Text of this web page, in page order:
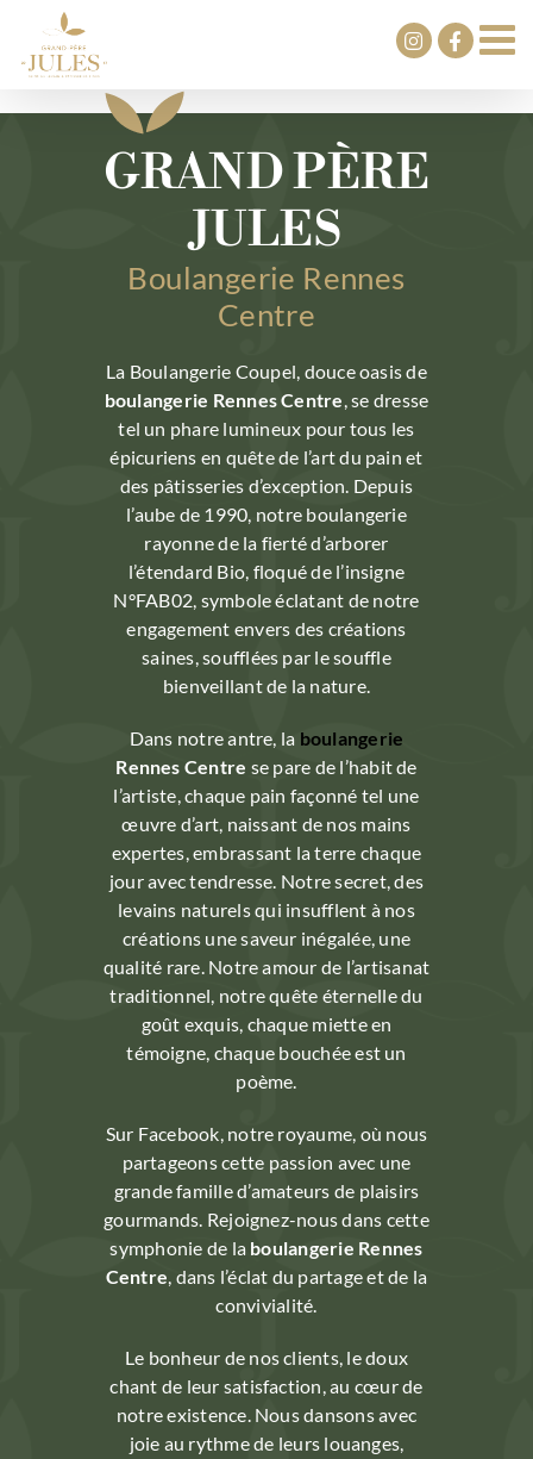
contenu
GRAND PÈRE
JULES
Boulangerie Rennes
Centre
La Boulangerie Coupel, douce oasis de
boulangerie Rennes Centre, se dresse
tel un phare lumineux pour tous les
épicuriens en quête de l’art du pain et
des pâtisseries d’exception. Depuis
l’aube de 1990, notre boulangerie
rayonne de la fierté d’arborer
l’étendard Bio, floqué de l’insigne
N°FAB02, symbole éclatant de notre
engagement envers des créations
saines, soufflées par le souffle
bienveillant de la nature.
Dans notre antre, la boulangerie
Rennes Centre se pare de l’habit de
l’artiste, chaque pain façonné tel une
œuvre d’art, naissant de nos mains
expertes, embrassant la terre chaque
jour avec tendresse. Notre secret, des
levains naturels qui insufflent à nos
créations une saveur inégalée, une
qualité rare. Notre amour de l’artisanat
traditionnel, notre quête éternelle du
goût exquis, chaque miette en
témoigne, chaque bouchée est un
poème.
Sur Facebook, notre royaume, où nous
partageons cette passion avec une
grande famille d’amateurs de plaisirs
gourmands. Rejoignez-nous dans cette
symphonie de la boulangerie Rennes
Centre, dans l’éclat du partage et de la
convivialité.
Le bonheur de nos clients, le doux
chant de leur satisfaction, au cœur de
notre existence. Nous dansons avec
joie au rythme de leurs louanges,